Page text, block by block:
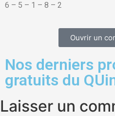
6 – 5 – 1 – 8 – 2
Ouvrir un
Nos derniers
gratuits du
Laisser un